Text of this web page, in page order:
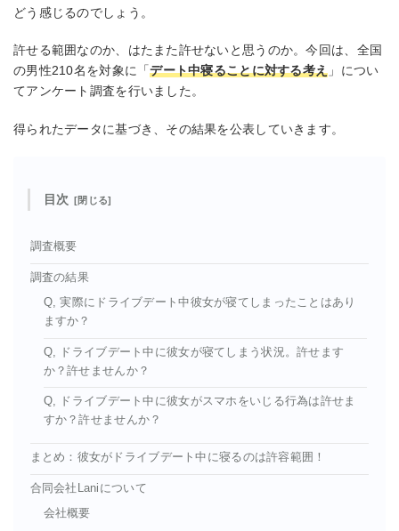
どう感じるのでしょう。
許せる範囲なのか、はたまた許せないと思うのか。今回は、全国
の男性210名を対象に「デート中寝ることに対する考え 」につい
てアンケート調査を行いました。
得られたデータに基づき、その結果を公表していきます。
目次
調査概要
調査の結果
Q, 実際にドライブデート中彼女が寝てしまったことはあり
ますか？
Q, ドライブデート中に彼女が寝てしまう状況。許せます
か？許せませんか？
Q, ドライブデート中に彼女がスマホをいじる行為は許せま
すか？許せませんか？
まとめ：彼女がドライブデート中に寝るのは許容範囲！
合同会社Laniについて
会社概要